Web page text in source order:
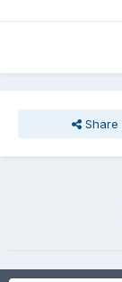
Share